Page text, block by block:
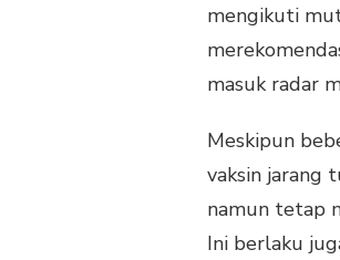
mengikuti
masuk radar
Meskipun
vaksin jarang
namun tetap
Ini berlaku